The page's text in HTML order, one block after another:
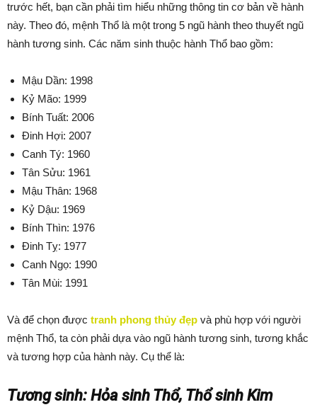
trước hết, bạn cần phải tìm hiểu những thông tin cơ bản về hành
này. Theo đó, mệnh Thổ là một trong 5 ngũ hành theo thuyết ngũ
hành tương sinh. Các năm sinh thuộc hành Thổ bao gồm:
Mậu Dần: 1998
Kỷ Mão: 1999
Bính Tuất: 2006
Đinh Hợi: 2007
Canh Tý: 1960
Tân Sửu: 1961
Mậu Thân: 1968
Kỷ Dậu: 1969
Bính Thìn: 1976
Đinh Tỵ: 1977
Canh Ngọ: 1990
Tân Mùi: 1991
Và để chọn được tranh phong thủy đẹp và phù hợp với người
mệnh Thổ, ta còn phải dựa vào ngũ hành tương sinh, tương khắc
và tương hợp của hành này. Cụ thể là:
Tương sinh: Hỏa sinh Thổ, Thổ sinh Kim